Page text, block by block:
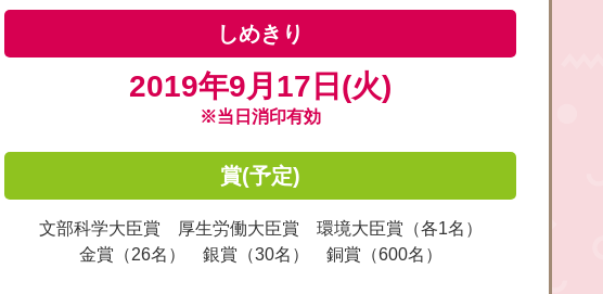
しめきり
2019年9月17日(火)
※当日消印有効
賞(予定)
文部科学大臣賞 厚生労働大臣賞 環境大臣賞（各1名）
金賞（26名） 銀賞（30名） 銅賞（600名）